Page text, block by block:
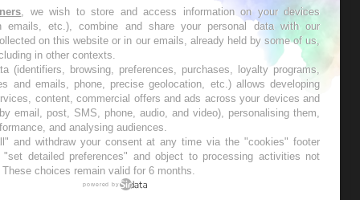
les semaines les meilleures
, we wish to store and access information on your devices
emails, etc.), combine and share your personal data with our
on this website or in our emails, already held by some of us,
in other contexts.
(identifiers, browsing, preferences, purchases, loyalty programs,
and emails, phone, precise geolocation, etc.) allows developing
content, commercial offers and ads across your devices and
email, post, SMS, phone, audio, and video), personalising them,
and analysing audiences.
and withdraw your consent at any time via the "cookies" footer
detailed preferences" and object to processing activities not
choices remain valid for 6 months.
powered by